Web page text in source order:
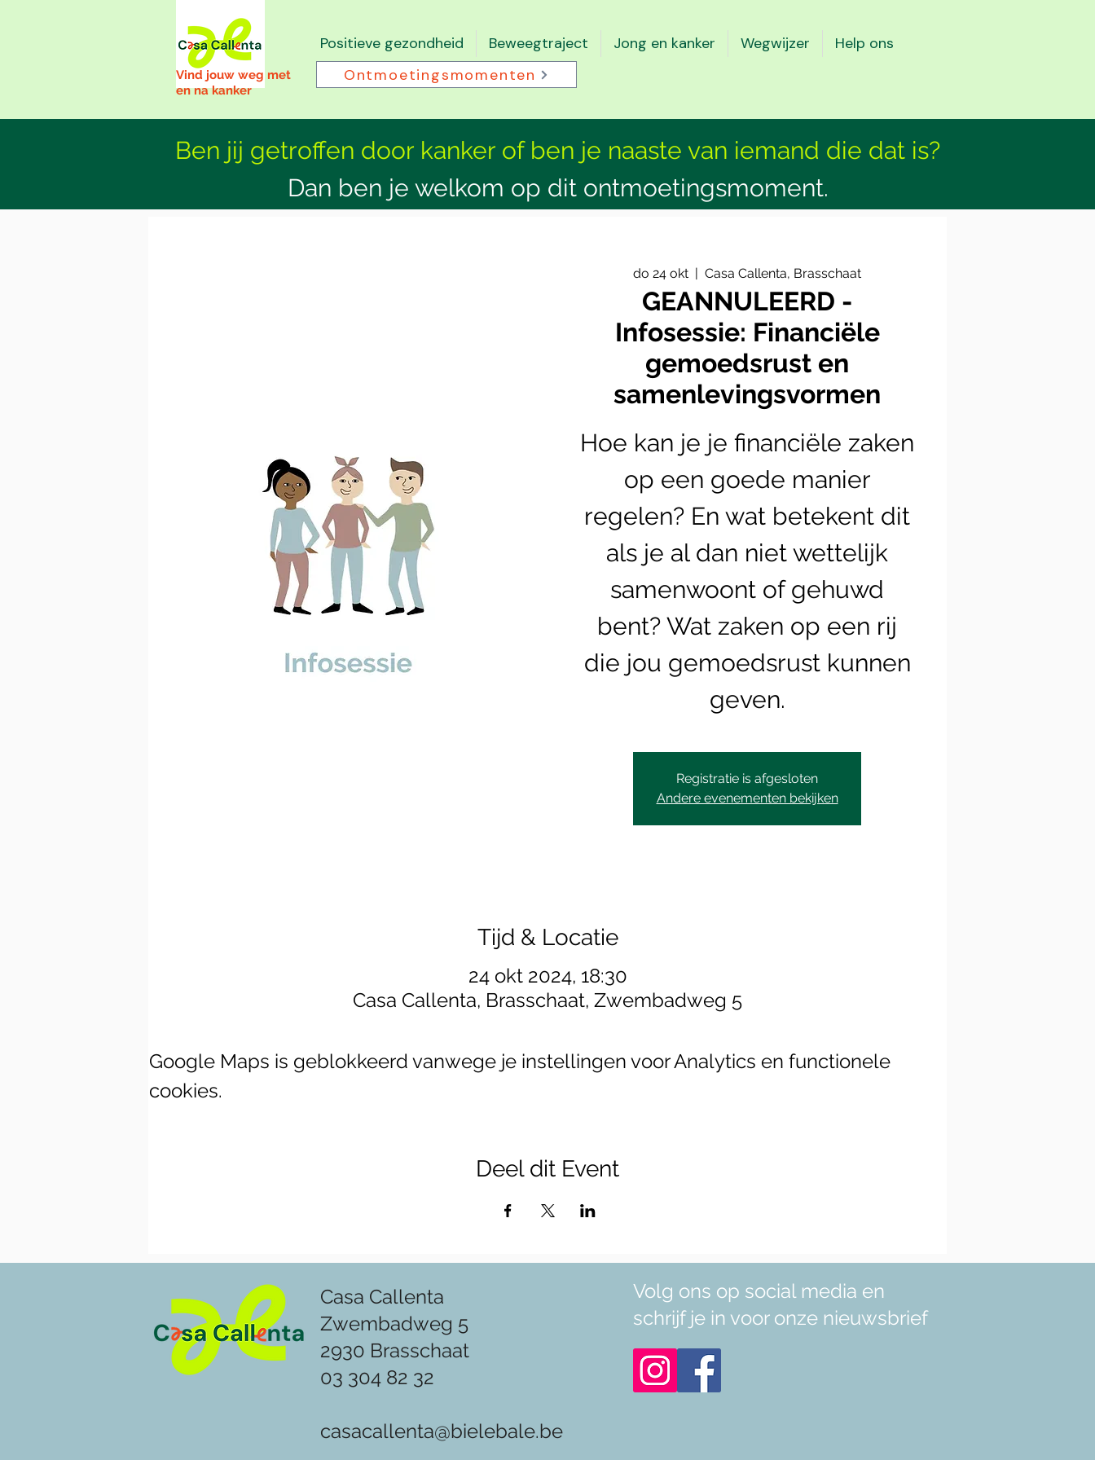
Positieve gezondheid Beweegtraject Jong en kanker Wegwijzer Help ons
Vind jouw weg met
en na kanker
Ontmoetingsmomenten
Ben jij getroffen door kanker of ben je naaste van iemand die dat is?
Dan ben je welkom op dit ontmoetingsmoment.
do 24 okt
  |
Casa Callenta, Brasschaat
GEANNULEERD -
Infosessie: Financiële
gemoedsrust en
samenlevingsvormen
Hoe kan je je financiële zaken
op een goede manier
regelen? En wat betekent dit
als je al dan niet wettelijk
samenwoont of gehuwd
bent? Wat zaken op een rij
die jou gemoedsrust kunnen
geven.
Registratie is afgesloten
Andere evenementen bekijken
Tijd & Locatie
24 okt 2024, 18:30
Casa Callenta, Brasschaat, Zwembadweg 5
Google Maps is geblokkeerd vanwege je instellingen voor Analytics en functionele
cookies.
Deel dit Event
Casa Callenta
Zwembadweg 5
2930 Brasschaat
03 304 82 32
casacallenta@bielebale.be
Volg ons op social media en
schrijf je in voor onze nieuwsbrief